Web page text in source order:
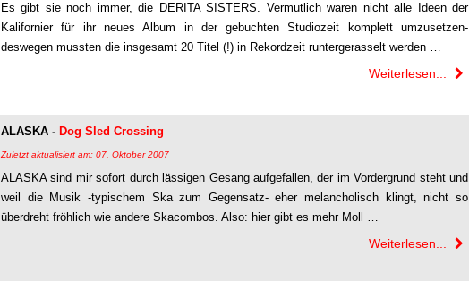
Es gibt sie noch immer, die DERITA SISTERS. Vermutlich waren nicht alle Ideen der
Kalifornier für ihr neues Album in der gebuchten Studiozeit komplett umzusetzen-
deswegen mussten die insgesamt 20 Titel (!) in Rekordzeit runtergerasselt werden …
Weiterlesen...
ALASKA - Dog Sled Crossing
Zuletzt aktualisiert am: 07. Oktober 2007
ALASKA sind mir sofort durch lässigen Gesang aufgefallen, der im Vordergrund steht und
weil die Musik -typischem Ska zum Gegensatz- eher melancholisch klingt, nicht so
überdreht fröhlich wie andere Skacombos. Also: hier gibt es mehr Moll …
Weiterlesen...